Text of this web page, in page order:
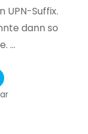
UPN-Suffix.
dann so
…
zu